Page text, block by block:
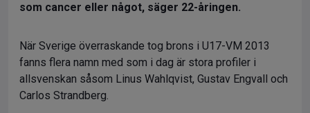
som cancer eller något, säger 22-åringen.
När Sverige överraskande tog brons i U17-VM 2013
fanns flera namn med som i dag är stora profiler i
allsvenskan såsom Linus Wahlqvist, Gustav Engvall och
Carlos Strandberg.